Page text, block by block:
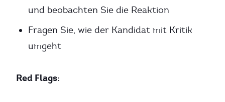
und beobachten Sie die Reaktion
Fragen Sie, wie der Kandidat mit Kritik
umgeht
Red Flags: